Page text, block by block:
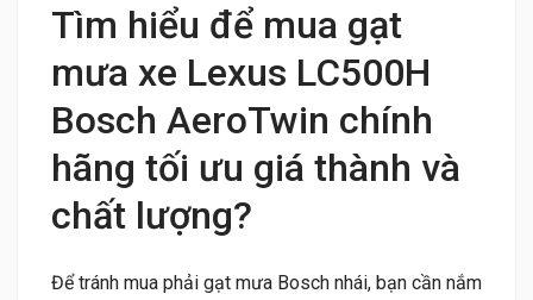
Tìm hiểu để mua gạt
mưa xe Lexus LC500H
Bosch AeroTwin chính
hãng tối ưu giá thành và
chất lượng?
Để tránh mua phải gạt mưa Bosch nhái, bạn cần nắm